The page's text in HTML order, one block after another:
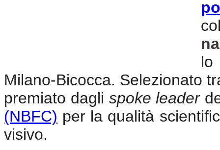
lo
Milano-Bicocca. Selezionato
premiato dagli spoke leader
(NBFC) per la qualità
visivo.